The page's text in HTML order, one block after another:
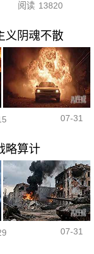
阅读 13820
义阴魂不散
07-31
略算计
07-31